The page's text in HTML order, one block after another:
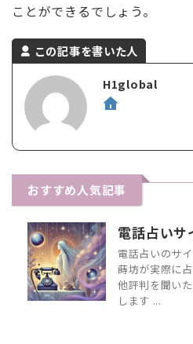
ことができるでしょう。
この記事を書いた人
H1global
おすすめ人気記事
電話占いサ
電話占いのサ
蒔坊が実際に
他評判を聞い
します ...